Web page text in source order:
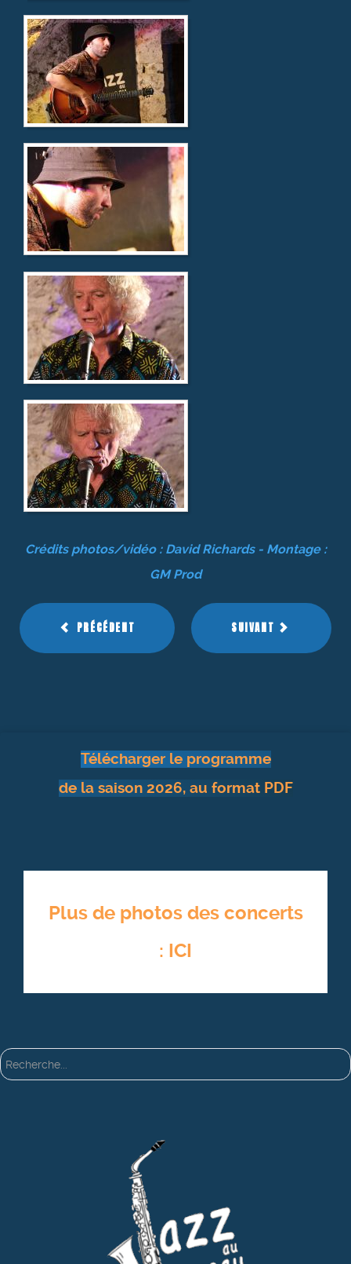
Crédits photos/vidéo : David Richards - Montage :
GM Prod
PRÉCÉDENT SUIVANT
Télécharger le programme
de la saison 2026, au format PDF
Plus de photos des concerts
: ICI
Rechercher